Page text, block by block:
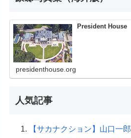
President House
presidenthouse.org
人気記事
【サカナクション】山口一郎